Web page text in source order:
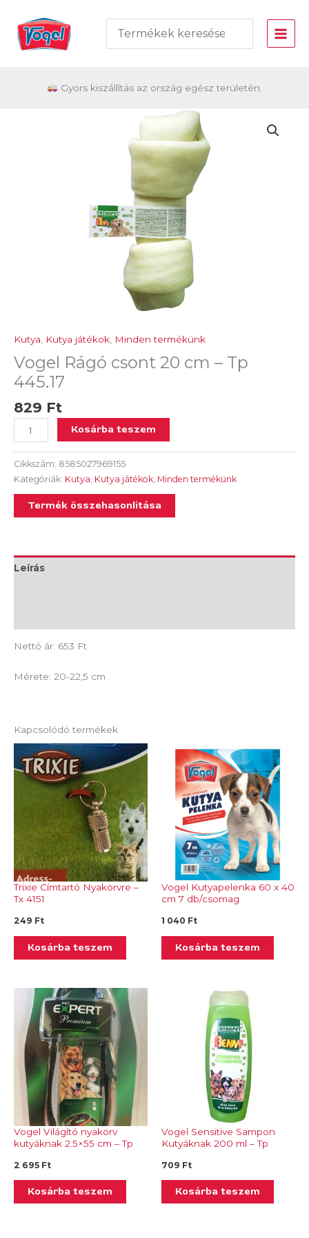
content
Gyors kiszállítás az ország egész területén.
Kutya Kutya játékok Minden termékünk
Vogel Rágó csont 20 cm – Tp
445.17
829 Ft
Kosárba teszem
Cikkszám: 8585027969155
Kategóriák: Kutya, Kutya játékok, Minden termékünk
Termék összehasonlítása
Leírás
Nettó ár: 653 Ft
Mérete: 20-22,5 cm
Kapcsolódó termékek
Trixie Címtartó Nyakörvre –
Tx 4151
249 Ft
Kosárba teszem
Vogel Kutyapelenka 60 x 40
cm 7 db/csomag
1 040 Ft
Kosárba teszem
Vogel Világító nyakörv
kutyáknak 2.5×55 cm – Tp
2 695 Ft
Kosárba teszem
Vogel Sensitive Sampon
Kutyáknak 200 ml – Tp
709 Ft
Kosárba teszem